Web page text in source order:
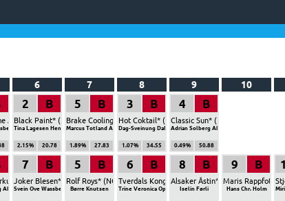
6 7 8 9 10
Ås*
2
2.15% 20.78
Black Paint* (NO)
Tina Lagesen Henriksen
B 5
1.89% 27.83
Brake Cooling*
Marcus Totland Aadland
B 3
1.07% 34.55
Hot Coktail* (NO)
Dag-Sveinung Dalen
B 4
0.49% 50.88
Classic Sun* (NO)
Adrian Solberg Akselsen
B
(NO)
Akselsen
7
Joker Blesen* (NO)
Svein Ove Wassberg
B 5
Rolf Roys* (NO)
Børre Knutsen
B 6
Tverdals Kongen* (NO)
Trine Veronica Opdahl
B 8
Alsaker Åstin* (NO)
Iselin Førli
B 9
Maris Rappfot*
Hans Chr. Holm
B